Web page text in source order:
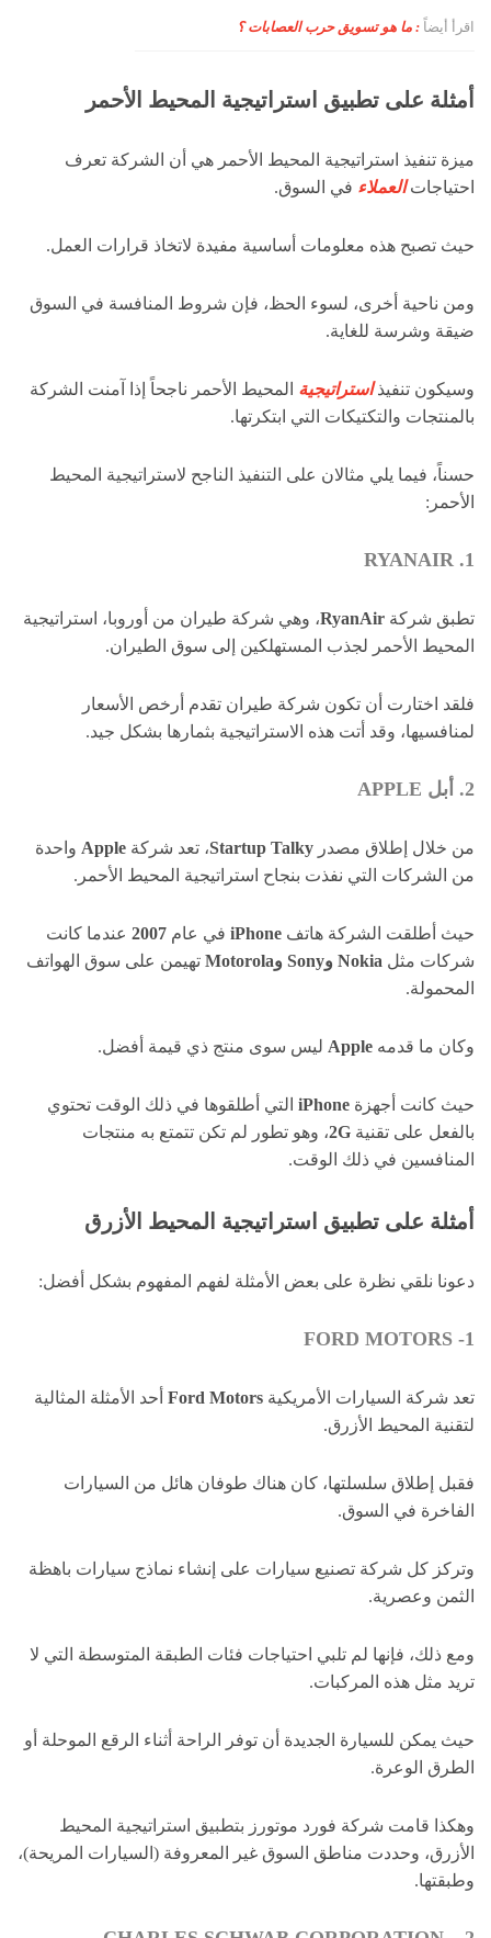
اقرأ أيضاً : ما هو تسويق حرب العصابات ؟
أمثلة على تطبيق استراتيجية المحيط الأحمر
ميزة تنفيذ استراتيجية المحيط الأحمر هي أن الشركة تعرف
احتياجاتالعملاء في السوق.
حيث تصبح هذه معلومات أساسية مفيدة لاتخاذ قرارات العمل.
ومن ناحية أخرى، لسوء الحظ، فإن شروط المنافسة في السوق
ضيقة وشرسة للغاية.
وسيكون تنفيذاستراتيجية المحيط الأحمر ناجحاً إذا آمنت الشركة
بالمنتجات والتكتيكات التي ابتكرتها.
حسناً، فيما يلي مثالان على التنفيذ الناجح لاستراتيجية المحيط
الأحمر:
1. RYANAIR
تطبق شركة RyanAir، وهي شركة طيران من أوروبا، استراتيجية
المحيط الأحمر لجذب المستهلكين إلى سوق الطيران.
فلقد اختارت أن تكون شركة طيران تقدم أرخص الأسعار
لمنافسيها، وقد أتت هذه الاستراتيجية بثمارها بشكل جيد.
2. أبل APPLE
من خلال إطلاق مصدر Startup Talky، تعد شركة Apple واحدة
من الشركات التي نفذت بنجاح استراتيجية المحيط الأحمر.
حيث أطلقت الشركة هاتف iPhone في عام 2007 عندما كانت
شركات مثل Nokia وSony وMotorola
تهيمن على سوق الهواتف
المحمولة.
وكان ما قدمه Apple ليس سوى منتج ذي قيمة أفضل.
حيث كانت أجهزة iPhone التي أطلقوها في ذلك الوقت تحتوي
بالفعل على تقنية 2G، وهو تطور لم تكن تتمتع به منتجات
المنافسين في ذلك الوقت.
أمثلة على تطبيق استراتيجية المحيط الأزرق
دعونا نلقي نظرة على بعض الأمثلة لفهم المفهوم بشكل أفضل:
1- FORD MOTORS
تعد شركة السيارات الأمريكية Ford Motors أحد الأمثلة المثالية
لتقنية المحيط الأزرق.
فقبل إطلاق سلسلتها، كان هناك طوفان هائل من السيارات
الفاخرة في السوق.
وتركز كل شركة تصنيع سيارات على إنشاء نماذج سيارات باهظة
الثمن وعصرية.
ومع ذلك، فإنها لم تلبي احتياجات فئات الطبقة المتوسطة التي لا
تريد مثل هذه المركبات.
حيث يمكن للسيارة الجديدة أن توفر الراحة أثناء الرقع الموحلة أو
الطرق الوعرة.
وهكذا قامت شركة فورد موتورز بتطبيق استراتيجية المحيط
الأزرق، وحددت مناطق السوق غير المعروفة (السيارات المريحة)،
وطبقتها.